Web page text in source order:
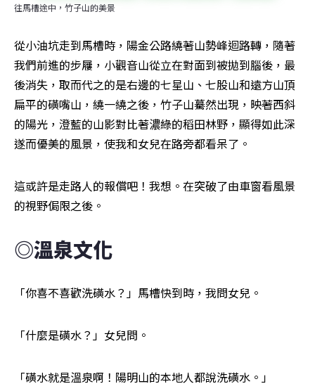
往馬槽途中，竹子山的美景
從小油坑走到馬槽時，陽金公路繞著山勢峰迴路轉，隨著
我們前進的步屨，小觀音山從立在對面到被拋到腦後，最
後消失，取而代之的是右邊的七星山、七股山和遠方山頂
扁平的磺嘴山，繞一繞之後，竹子山驀然出現，映著西斜
的陽光，澄藍的山影對比著濃綠的稻田林野，顯得如此深
遂而優美的風景，使我和女兒在路旁都看呆了。
這或許是走路人的報償吧！我想。在突破了由車窗看風景
的視野侷限之後。
◎溫泉文化
「你喜不喜歡洗磺水？」馬槽快到時，我問女兒。
「什麼是磺水？」女兒問。
「磺水就是溫泉啊！陽明山的本地人都說洗磺水。」